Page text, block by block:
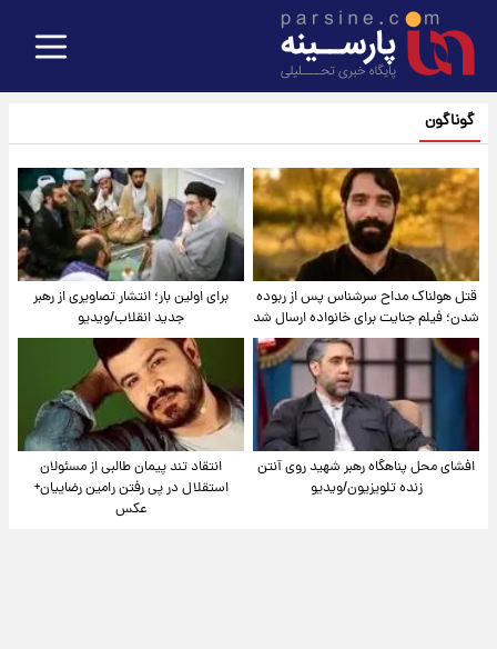
گوناگون
قتل هولناک مداح سرشناس پس از ربوده
شدن؛ فیلم جنایت برای خانواده ارسال شد
برای اولین بار؛ انتشار تصاویری از رهبر
جدید انقلاب/ویدیو
افشای محل پناهگاه‌ رهبر شهید روی آنتن
زنده تلویزیون/ویدیو
انتقاد تند پیمان طالبی از مسئولان
استقلال در پی رفتن رامین رضاییان+
عکس